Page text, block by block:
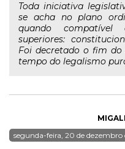
Toda iniciativa
se acha no plano
quando
superiores:
Foi decretado o fim
tempo do legalismo
segunda-feira, 20 de dezembro